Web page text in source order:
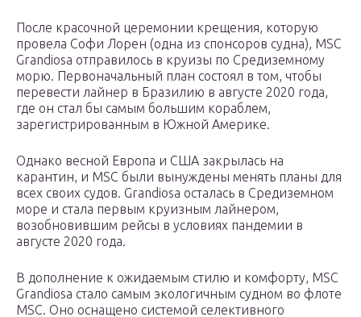
После красочной церемонии крещения, которую
провела Софи Лорен (одна из спонсоров судна), MSC
Grandiosa отправилось в круизы по Средиземному
морю. Первоначальный план состоял в том, чтобы
перевести лайнер в Бразилию в августе 2020 года,
где он стал бы самым большим кораблем,
зарегистрированным в Южной Америке.
Однако весной Европа и США закрылась на
карантин, и MSC были вынуждены менять планы для
всех своих судов. Grandiosa осталась в Средиземном
море и стала первым круизным лайнером,
возобновившим рейсы в условиях пандемии в
августе 2020 года.
В дополнение к ожидаемым стилю и комфорту, MSC
Grandiosa стало самым экологичным судном во флоте
MSC. Оно оснащено системой селективного